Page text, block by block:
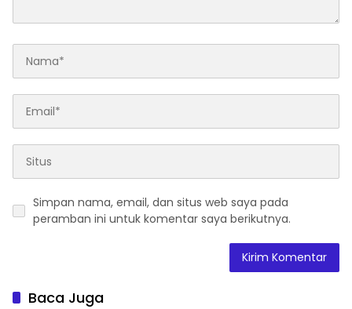
Simpan nama, email, dan situs web saya pada
peramban ini untuk komentar saya berikutnya.
Baca Juga